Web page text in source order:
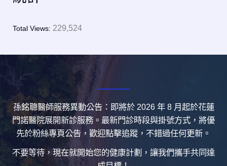
Total Views: 229,524
孫銘聰醫師服務異動公告：即將於 2026 年 8 月起於花蓮
門諾醫院展開新診服務。最新門診時段與掛號方式，將優
先於粉絲專頁公告，歡迎點擊追蹤，不錯過任何更新。
不要等待，現在就開始您的健康計劃，讓我們攜手共同達